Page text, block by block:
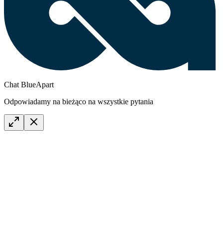
Chat BlueApart
Odpowiadamy na bieżąco na wszystkie pytania